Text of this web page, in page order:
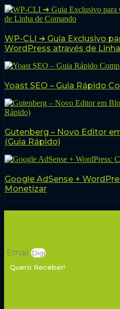
WP-CLI ➜ Guia Exclusivo
WordPress através de
Yoast SEO – Guia Rápido
Gutenberg – Novo Editor
(Guia Rápido)
Google AdSense +
Monetizar
Email
Quero Receber!